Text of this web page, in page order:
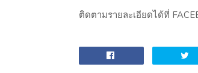
ติดตามรายละเอียดได้ที่